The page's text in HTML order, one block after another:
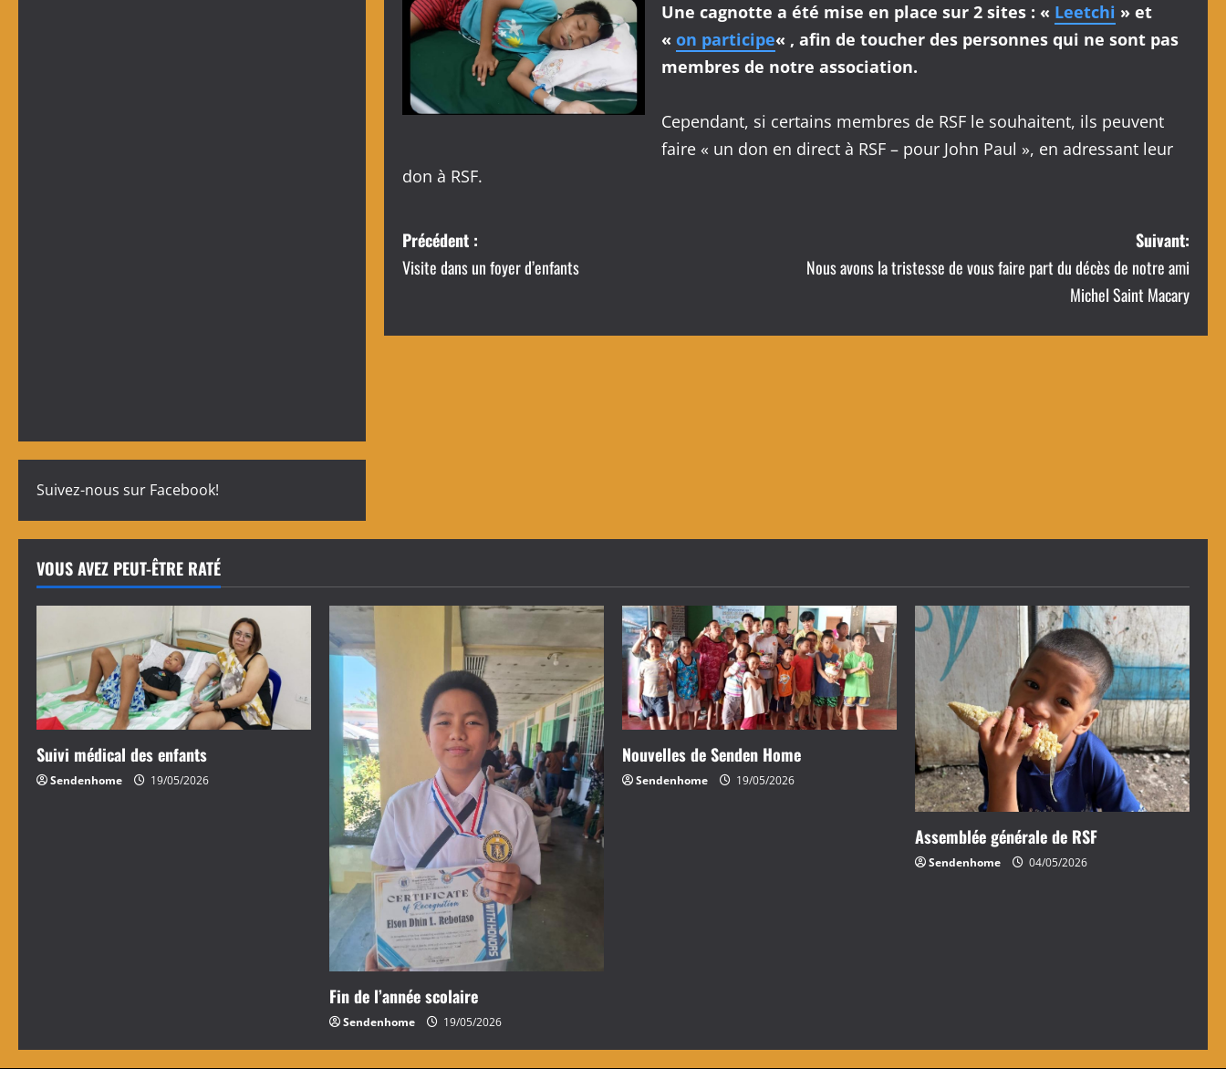
Une cagnotte a été mise en place sur 2 sites : « Leetchi » et
«on participe« , afin de toucher des personnes qui ne sont pas
membres de notre association.
Cependant, si certains membres de RSF le souhaitent, ils peuvent
faire « un don en direct à RSF – pour John Paul », en adressant leur
don à RSF.
N
a
o
n
t
i
c
l
e
Précédent :
Visite dans un foyer d’enfants
Suivant:
Nous avons la tristesse de vous faire part du décès de notre ami
Michel Saint Macary
Suivez-nous sur Facebook!
VOUS AVEZ PEUT-ÊTRE RATÉ
Suivi médical des enfants
Sendenhome 19/05/2026
Fin de l’année scolaire
Sendenhome 19/05/2026
Nouvelles de Senden Home
Sendenhome 19/05/2026
Assemblée générale de RSF
Sendenhome 04/05/2026